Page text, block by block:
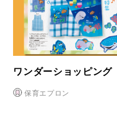
ワンダーショッピン
保育エプロン